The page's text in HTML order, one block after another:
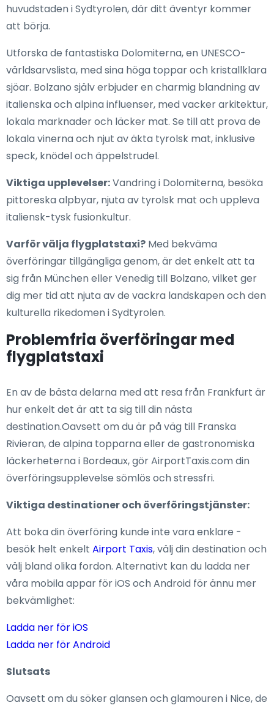
huvudstaden i Sydtyrolen, där ditt äventyr kommer
att börja.
Utforska de fantastiska Dolomiterna, en UNESCO-
världsarvslista, med sina höga toppar och kristallklara
sjöar. Bolzano själv erbjuder en charmig blandning av
italienska och alpina influenser, med vacker arkitektur,
lokala marknader och läcker mat. Se till att prova de
lokala vinerna och njut av äkta tyrolsk mat, inklusive
speck, knödel och äppelstrudel.
Viktiga upplevelser:Vandring i Dolomiterna, besöka
pittoreska alpbyar, njuta av tyrolsk mat och uppleva
italiensk-tysk fusionkultur.
Varför välja flygplatstaxi? Med bekväma
överföringar tillgängliga genom, är det enkelt att ta
sig från München eller Venedig till Bolzano, vilket ger
dig mer tid att njuta av de vackra landskapen och den
kulturella rikedomen i Sydtyrolen.
Problemfria överföringar med
flygplatstaxi
En av de bästa delarna med att resa från Frankfurt är
hur enkelt det är att ta sig till din nästa
destination.Oavsett om du är på väg till Franska
Rivieran, de alpina topparna eller de gastronomiska
läckerheterna i Bordeaux, gör AirportTaxis.com din
överföringsupplevelse sömlös och stressfri.
Viktiga destinationer och överföringstjänster:
Att boka din överföring kunde inte vara enklare -
besök helt enkelt Airport Taxis, välj din destination och
välj bland olika fordon. Alternativt kan du ladda ner
våra mobila appar för iOS och Android för ännu mer
bekvämlighet:
Ladda ner för iOS
Ladda ner för Android
Slutsats
Oavsett om du söker glansen och glamouren i Nice, de